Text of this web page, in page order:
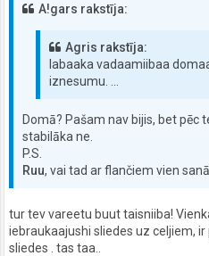
A!gars rakstīja:
Agris rakstīja:
labaaka vadaamiibaa
iznesumu. ...
Domā? Pašam nav bijis, bet pēc
stabilāka ne.
P.S.
Ruu, vai tad ar flančiem vien
tur tev vareetu buut taisniiba!
iebraukaajushi sliedes uz celjiem,
sliedes . tas taa..